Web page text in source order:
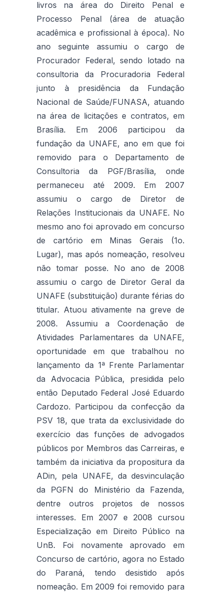
livros na área do Direito Penal e
Processo Penal (área de atuação
acadêmica e profissional à época). No
ano seguinte assumiu o cargo de
Procurador Federal, sendo lotado na
consultoria da Procuradoria Federal
junto à presidência da Fundação
Nacional de Saúde/FUNASA, atuando
na área de licitações e contratos, em
Brasília. Em 2006 participou da
fundação da UNAFE, ano em que foi
removido para o Departamento de
Consultoria da PGF/Brasília, onde
permaneceu até 2009. Em 2007
assumiu o cargo de Diretor de
Relações Institucionais da UNAFE. No
mesmo ano foi aprovado em concurso
de cartório em Minas Gerais (1o.
Lugar), mas após nomeação, resolveu
não tomar posse. No ano de 2008
assumiu o cargo de Diretor Geral da
UNAFE (substituição) durante férias do
titular. Atuou ativamente na greve de
2008. Assumiu a Coordenação de
Atividades Parlamentares da UNAFE,
oportunidade em que trabalhou no
lançamento da 1ª Frente Parlamentar
da Advocacia Pública, presidida pelo
então Deputado Federal José Eduardo
Cardozo. Participou da confecção da
PSV 18, que trata da exclusividade do
exercício das funções de advogados
públicos por Membros das Carreiras, e
também da iniciativa da propositura da
ADin, pela UNAFE, da desvinculação
da PGFN do Ministério da Fazenda,
dentre outros projetos de nossos
interesses. Em 2007 e 2008 cursou
Especialização em Direito Público na
UnB. Foi novamente aprovado em
Concurso de cartório, agora no Estado
do Paraná, tendo desistido após
nomeação. Em 2009 foi removido para